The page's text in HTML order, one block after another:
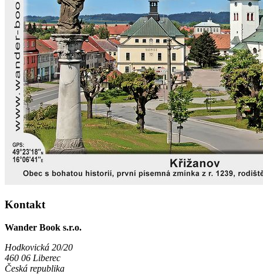
Kontakt
Wander Book s.r.o.
Hodkovická 20/20
460 06 Liberec
Česká republika